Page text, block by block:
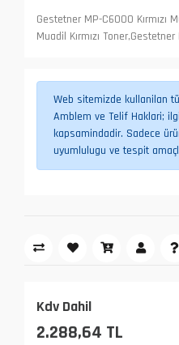
Gestetner MP-C6000 Kırmızı
Muadil Kırmızı
Web sitemizde kullanilan
Amblem ve Telif Haklari;
kapsamindadir. Sadece
uyumlulugu ve tespit
Kdv Dahil
2.288,64 TL